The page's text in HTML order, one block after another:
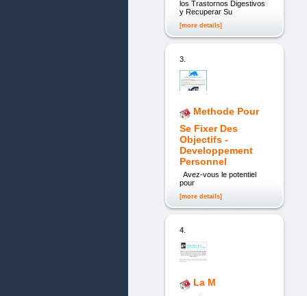
los Trastornos Digestivos
y Recuperar Su
[more details]
3.
Methode Pour
Se Fixer Des
Objectifs -
Developpement
Personnel
Avez-vous le potentiel
pour
[more details]
4.
La M